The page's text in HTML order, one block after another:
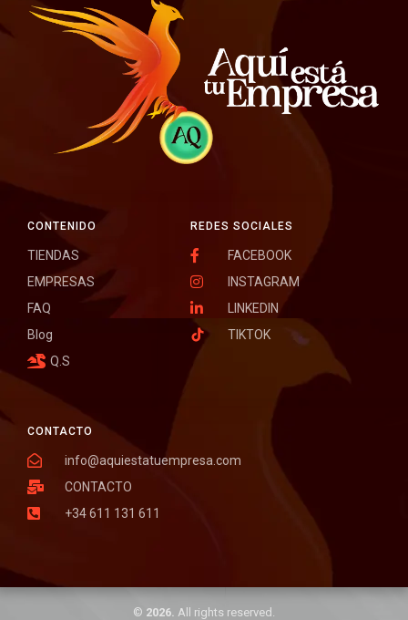
CONTACTO
info@aquiestatuempresa.com
CONTACTO
+34 611 131 611
REDES SOCIALES
FACEBOOK
INSTAGRAM
LINKEDIN
TIKTOK
CONTENIDO
TIENDAS
EMPRESAS
FAQ
Blog
Q.S
© 2026. All rights reserved.